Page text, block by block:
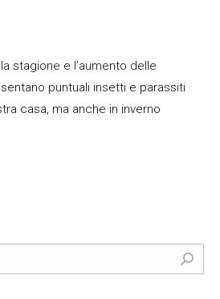
stagione e l’aumento delle
puntuali insetti e parassiti
casa, ma anche in inverno